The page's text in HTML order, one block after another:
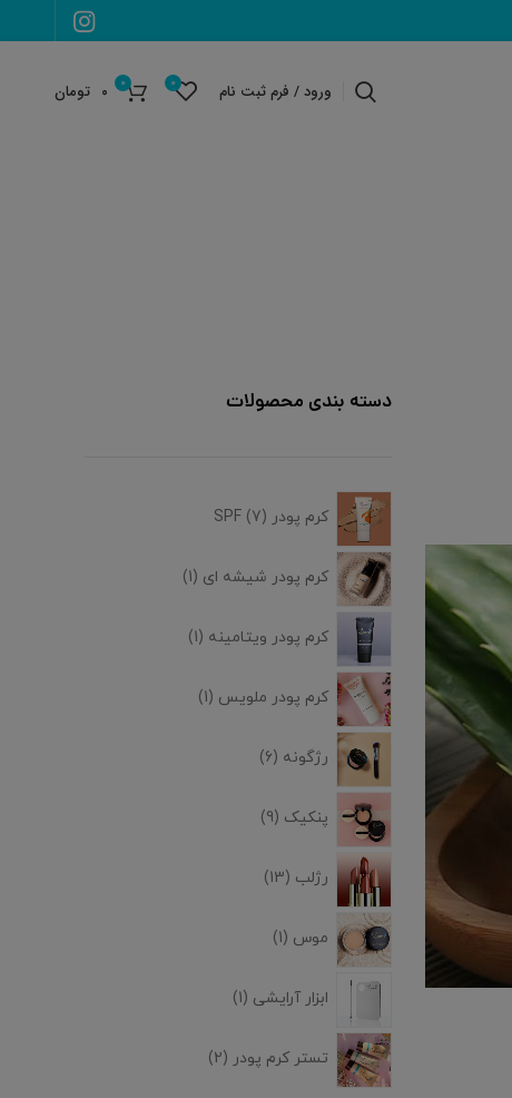
ورود / فرم ثبت نام 0
0 ۰ تومان
دسته بندی محصولات
کرم پودر SPF 7
کرم پودر شیشه ای 1
کرم پودر ویتامینه 1
کرم پودر ملویس 1
رژگونه 6
پنکیک 9
رژلب 13
موس 1
ابزار آرایشی 1
تستر کرم پودر 2